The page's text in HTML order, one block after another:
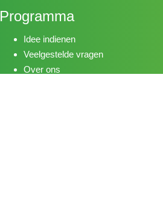
Programma
Idee indienen
Veelgestelde vragen
Over ons